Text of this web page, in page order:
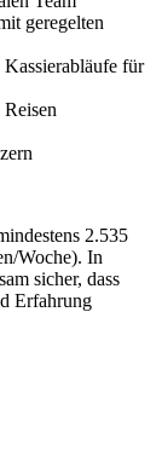
geregelten
für
2.535
Woche). In
sicher, dass
Erfahrung